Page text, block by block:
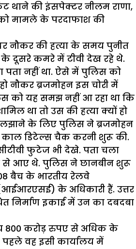
थाने की इंसपेक्टर नीलम राणा,
मामले के परदाफाश की
नौकर की हत्या के समय पुनीत
दूसरे कमरे में टीवी देख रहे थे.
पता नहीं था. ऐसे में पुलिस को
नौकर ब्रजमोहन इस चोरी में
को यह समझ नहीं आ रहा था कि
था तो उस की हत्या क्यों हो
के लिए पुलिस ने ब्रजमोहन
डिटेल्स चैक करनी शुरू की.
फुटेज भी देखे. पता चला
आए थे. पुलिस ने छानबीन शुरू
बैच के भारतीय रेलवे
के अधिकारी हैं. उत्तर
निर्माण इकाई में उन का दबदबा
करोड़ रुपए से अधिक के
वह इसी कार्यालय में